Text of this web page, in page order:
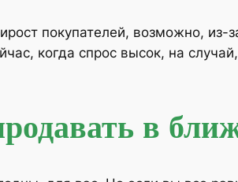
покупателей, возможно, из-
когда спрос высок, на
в